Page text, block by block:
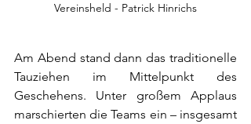
Vereinsheld - Patrick Hinrichs
Am Abend stand dann das traditionelle
Tauziehen im Mittelpunkt des
Geschehens. Unter großem Applaus
marschierten die Teams ein – insgesamt